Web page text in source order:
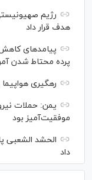
رژیم
هدف قرار داد
پیامدهای
پرده محتاط شدن
رهگیری
یمن: حملات
موفقیت‌آمیز بود
الحشد الشعبی
داد